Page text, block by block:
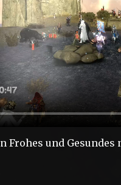
Frohes und Gesundes